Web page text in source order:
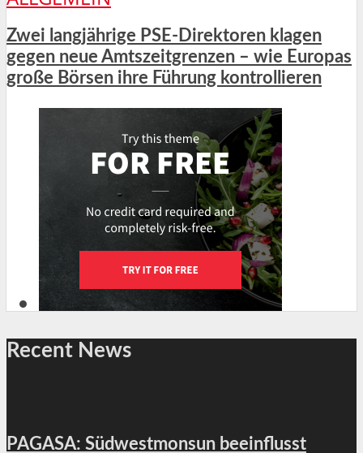
Zwei langjährige PSE-Direktoren klagen
gegen neue Amtszeitgrenzen – wie Europas
große Börsen ihre Führung kontrollieren
Recent News
PAGASA: Südwestmonsun beeinflusst